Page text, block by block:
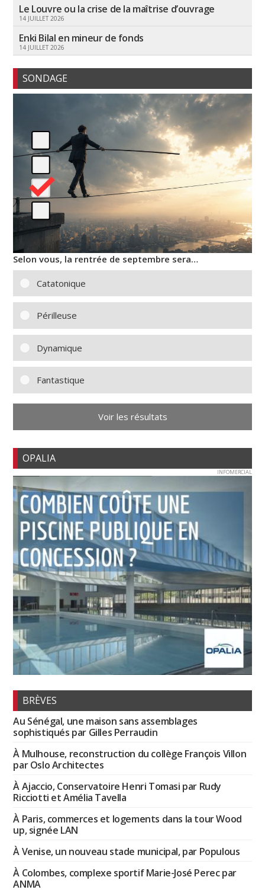
Le Louvre ou la crise de la maîtrise d’ouvrage
14 JUILLET 2026
Enki Bilal en mineur de fonds
14 JUILLET 2026
SONDAGE
Selon vous, la rentrée de septembre sera…
Catatonique
Périlleuse
Dynamique
Fantastique
Voir les résultats
OPALIA
INFOMERCIAL
BRÈVES
Au Sénégal, une maison sans assemblages
sophistiqués par Gilles Perraudin
À Mulhouse, reconstruction du collège François Villon
par Oslo Architectes
À Ajaccio, Conservatoire Henri Tomasi par Rudy
Ricciotti et Amélia Tavella
À Paris, commerces et logements dans la tour Wood
up, signée LAN
À Venise, un nouveau stade municipal, par Populous
À Colombes, complexe sportif Marie-José Perec par
ANMA